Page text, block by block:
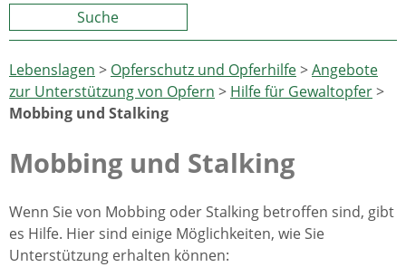
Suche
Lebenslagen > Opferschutz und Opferhilfe>Angebote
zur Unterstützung von Opfern > Hilfe für Gewaltopfer>
Mobbing und Stalking
Mobbing und Stalking
Wenn Sie von Mobbing oder Stalking betroffen sind, gibt
es Hilfe. Hier sind einige Möglichkeiten, wie Sie
Unterstützung erhalten können: